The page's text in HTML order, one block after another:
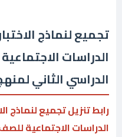
تجميع لنماذج
الدراسات
الدراسي الثاني
رابط تنزيل تجميع لنماذج
الدراسات الاجتماعية